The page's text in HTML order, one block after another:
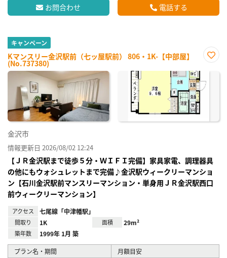
お問合わせ 電話する
キャンペーン
Kマンスリー金沢駅前（七ッ屋駅前） 806・1K-【中部屋】
(No.737380)
に入
り登
録
金沢市
情報更新日 2026/08/02 12:24
【ＪＲ金沢駅まで徒歩５分・ＷＩＦＩ完備】家具家電、調理器具
の他にもウォシュレットまで完備♪金沢駅ウィークリーマンショ
ン【石川金沢駅前マンスリーマンション・単身用ＪＲ金沢駅西口
前ウィークリーマンション】
アクセス 七尾線「中津幡駅」
間取り 1K 面積 29m²
築年数 1999年 1月 築
プラン名・期間 月額目安